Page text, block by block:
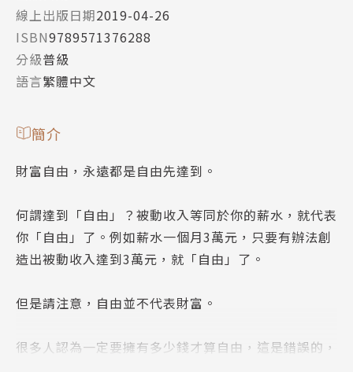
線上出版日期2019-04-26
ISBN9789571376288
分級普級
語言繁體中文
簡介
財富自由，永遠都是自由先達到。
何謂達到「自由」？被動收入等同於你的薪水，就代表
你「自由」了。例如薪水一個月3萬元，只要有辦法創
造出被動收入達到3萬元，就「自由」了。
但是請注意，自由並不代表財富。
很多人認為一定要擁有多少錢才算自由，這是錯誤的，